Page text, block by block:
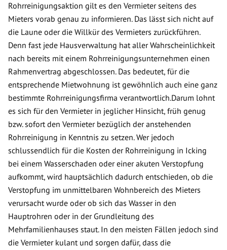
Rohrreinigungsaktion gilt es den Vermieter seitens des
Mieters vorab genau zu informieren. Das lässt sich nicht auf
die Laune oder die Willkür des Vermieters zurückführen.
Denn fast jede Hausverwaltung hat aller Wahrscheinlichkeit
nach bereits mit einem Rohrreinigungsunternehmen einen
Rahmenvertrag abgeschlossen. Das bedeutet, für die
entsprechende Mietwohnung ist gewöhnlich auch eine ganz
bestimmte Rohrreinigungsfirma verantwortlich.Darum lohnt
es sich für den Vermieter in jeglicher Hinsicht, früh genug
bzw. sofort den Vermieter bezüglich der anstehenden
Rohrreinigung in Kenntnis zu setzen. Wer jedoch
schlussendlich für die Kosten der Rohrreinigung in Icking
bei einem Wasserschaden oder einer akuten Verstopfung
aufkommt, wird hauptsächlich dadurch entschieden, ob die
Verstopfung im unmittelbaren Wohnbereich des Mieters
verursacht wurde oder ob sich das Wasser in den
Hauptrohren oder in der Grundleitung des
Mehrfamilienhauses staut. In den meisten Fällen jedoch sind
die Vermieter kulant und sorgen dafür, dass die